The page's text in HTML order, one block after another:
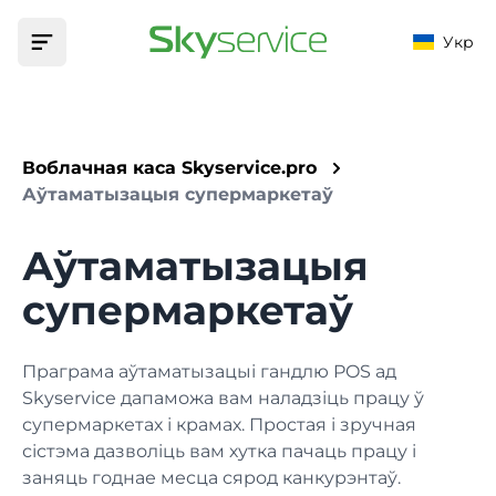
Укр
Прадукт
Фіскалізацыя
Фіскалізуйце свае грашовыя аперацыі
Тавары, тэхналагічныя карты і мадыфікатары
Маркетынг
Кліенты, бонусы, акцыі і зніжкі
УСТАНОВЫ
Бар
Кафэ
Кафэ
Цэны
Падтрымка
База ведаў
Дапаможа знайсці адказ на любое пытанне
Прыкладанні
Запампуйце праграму на сваю прыладу
Воблачная каса Skyservice.pro
Аўтаматызацыя супермаркетаў
Аўтаматызацыя
супермаркетаў
Праграма аўтаматызацыі гандлю POS ад
Skyservice дапаможа вам наладзіць працу ў
супермаркетах і крамах. Простая і зручная
сістэма дазволіць вам хутка пачаць працу і
заняць годнае месца сярод канкурэнтаў.